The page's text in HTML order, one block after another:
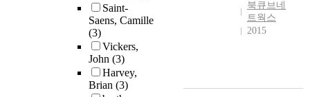
Saint-
Saens, Camille
(3)
Vickers,
John (3)
Harvey,
Brian (3)
북큐브네
트웍스
2015